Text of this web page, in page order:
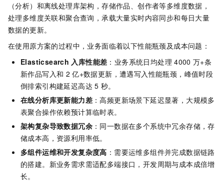
（分析）和离线处理库架构，存储作品、创作者等多维度数据，
处理多维度关联和聚合查询，承载大量实时内容同步和每日大量
数据的更新。
在使用原方案的过程中，业务面临着以下性能瓶颈及成本问题：
Elasticsearch 入库性能差 ：业务系统日均处理 4000 万+条
新作品写入和 2 亿+数据更新，遭遇写入性能瓶颈，峰值时段
倒排索引构建延迟高达 5 秒。
在线分析库更新能力差 ：高频更新场景下延迟显著，大规模多
表聚合操作依赖预计算临时表。
架构复杂导致数据冗余 ：同一数据在多个系统中冗余存储，存
储成本高，资源利用率低。
多组件运维和开发复杂度高 ：需要运维多组件并完成数据链路
的搭建。新业务需求需适配多端接口，开发周期与成本成倍增
长。